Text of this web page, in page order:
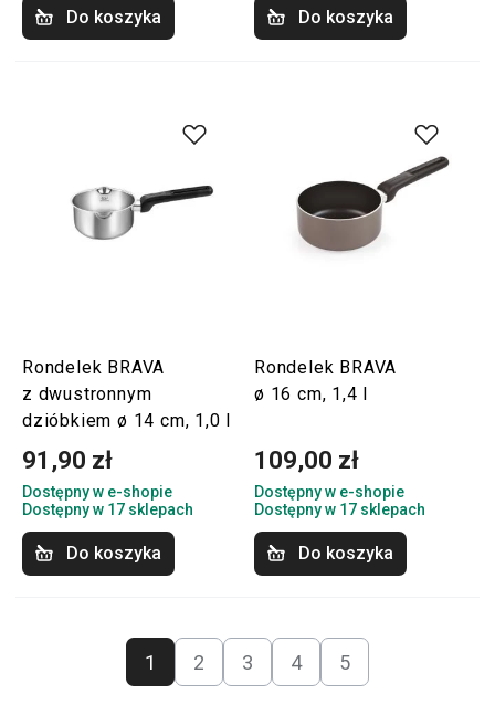
Do koszyka Do koszyka
Rondelek BRAVA
z dwustronnym
dzióbkiem ø 14 cm, 1,0 l
91,90 zł
Dostępny w e-shopie
Dostępny w 17 sklepach
Do koszyka
Rondelek BRAVA
ø 16 cm, 1,4 l
109,00 zł
Dostępny w e-shopie
Dostępny w 17 sklepach
Do koszyka
1 2 3 4 5